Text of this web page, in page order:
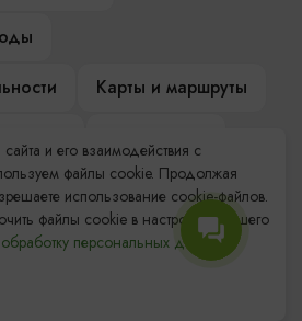
Карты и маршруты
кухни
Музеи
и его взаимодействия с
файлы cookie. Продолжая
использование cookie-файлов.
файлы cookie в настройках Вашего
персональных данных.